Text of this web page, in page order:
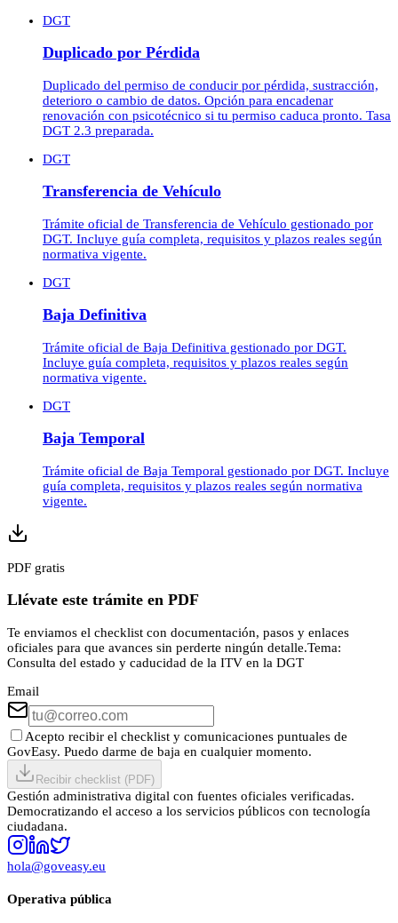
DGT
Duplicado por Pérdida
Duplicado del permiso de conducir por pérdida, sustracción,
deterioro o cambio de datos. Opción para encadenar
renovación con psicotécnico si tu permiso caduca pronto. Tasa
DGT 2.3 preparada.
DGT
Transferencia de Vehículo
Trámite oficial de Transferencia de Vehículo gestionado por
DGT. Incluye guía completa, requisitos y plazos reales según
normativa vigente.
DGT
Baja Definitiva
Trámite oficial de Baja Definitiva gestionado por DGT.
Incluye guía completa, requisitos y plazos reales según
normativa vigente.
DGT
Baja Temporal
Trámite oficial de Baja Temporal gestionado por DGT. Incluye
guía completa, requisitos y plazos reales según normativa
vigente.
PDF gratis
Llévate este trámite en PDF
Te enviamos el checklist con documentación, pasos y enlaces
oficiales para que avances sin perderte ningún detalle.Tema:
Consulta del estado y caducidad de la ITV en la DGT
Email
Acepto recibir el checklist y comunicaciones puntuales de
GovEasy. Puedo darme de baja en cualquier momento.
Recibir checklist (PDF)
Gestión administrativa digital con fuentes oficiales verificadas.
Democratizando el acceso a los servicios públicos con tecnología
ciudadana.
hola@goveasy.eu
Operativa pública